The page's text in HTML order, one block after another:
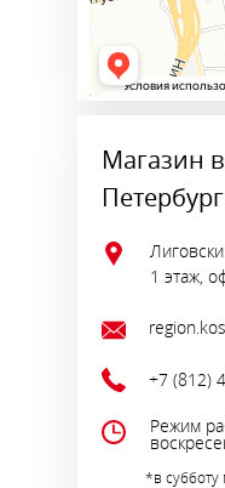
Магазин
1 этаж,
Режим
+7 (812)
*в субботу